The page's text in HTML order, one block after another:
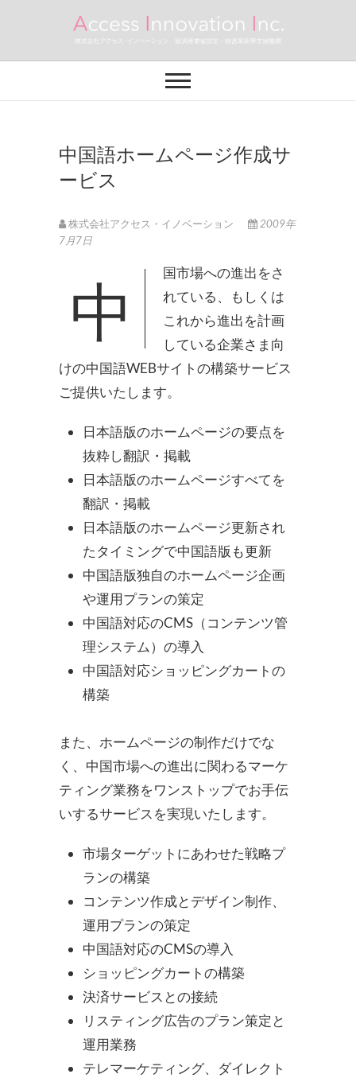
株式会社アクセ
ス・イノベーショ
ン
す。
中国語ホームページ作成サ
ービス
株式会社アクセス・イノベーション
2009年
7月7日
中国市場への進出をさ
れている、もしくは
これから進出を計画
している企業さま向
けの中国語WEBサイトの構築サービス
ご提供いたします。
日本語版のホームページの要点を
抜粋し翻訳・掲載
日本語版のホームページすべてを
翻訳・掲載
日本語版のホームページ更新され
たタイミングで中国語版も更新
中国語版独自のホームページ企画
や運用プランの策定
中国語対応のCMS（コンテンツ管
理システム）の導入
中国語対応ショッピングカートの
構築
また、ホームページの制作だけでな
く、中国市場への進出に関わるマーケ
ティング業務をワンストップでお手伝
いするサービスを実現いたします。
市場ターゲットにあわせた戦略プ
ランの構築
コンテンツ作成とデザイン制作、
運用プランの策定
中国語対応のCMSの導入
ショッピングカートの構築
決済サービスとの接続
リスティング広告のプラン策定と
運用業務
テレマーケティング、ダイレクト